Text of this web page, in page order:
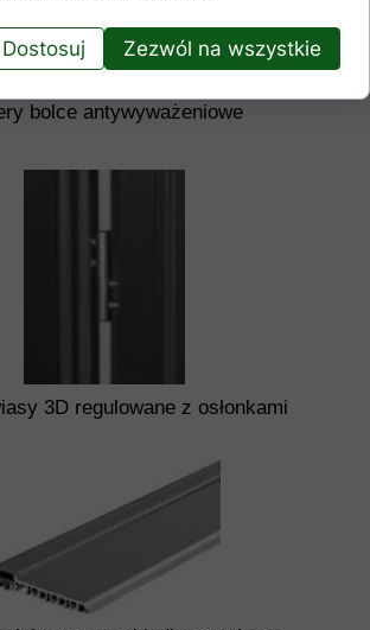
3D regulowane z osłonkami
bolce antywyważeniowe
Dostosuj Zezwól na wszystkie